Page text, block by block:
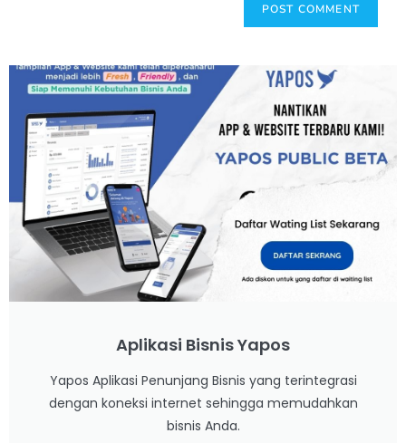
Aplikasi Bisnis Yapos
Yapos Aplikasi Penunjang Bisnis yang terintegrasi
dengan koneksi internet sehingga memudahkan
bisnis Anda.